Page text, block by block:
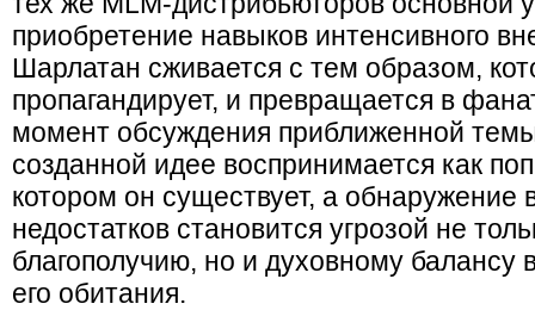
приобретение навыков интенсивного
Шарлатан сживается с тем образом,
пропагандирует, и превращается в
момент обсуждения приближенной
созданной идее воспринимается как
котором он существует, а обнаружение
недостатков становится угрозой не
благополучию, но и духовному
его обитания.